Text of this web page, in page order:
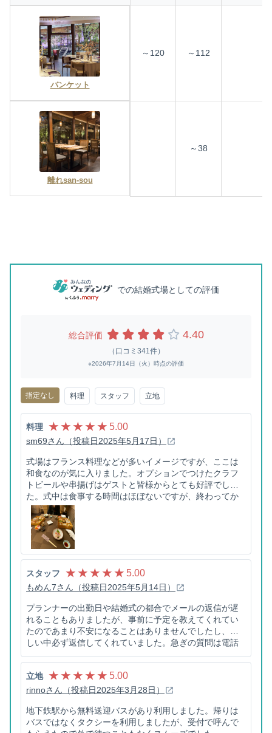
バンケット
～120 ～112
離れsan-sou
～38
での結婚式場としての評価
総合評価 4.40
（口コミ341件）
※2026年7月14日（火）時点の評価
指定なし 料理 スタッフ 立地
料理 ★ ★ ★ ★ ★ 5.00
sm69さん（投稿日2025年5月17日）
式場はフランス料理などが多いイメージですが、ここは
和食なのが気に入りました。オプションでつけたクラフ
トビールや串揚げはゲストと皆様からとても好評でし
た。式中は食事する時間はほぼないですが、終わってか
ら控室でゆっくり食べられました。とても美味しかった
です。
スタッフ ★ ★ ★ ★ ★ 5.00
もめん7さん（投稿日2025年5月14日）
プランナーの出勤日や結婚式の都合でメールの返信が遅
れることもありましたが、事前に予定を教えてくれてい
たのであまり不安になることはありませんでしたし、忙
しい中必ず返信してくれていました。急ぎの質問は電話
るため、確認事項は早め早めに確認が良いと思います。
当日の介添人の方は、私が和装で汗をかいてしまった時
に冷やしタオルなどで迅速に対応してくれていました。
でした。
立地 ★ ★ ★ ★ ★ 5.00
rinnoさん（投稿日2025年3月28日）
地下鉄駅から無料送迎バスがあり利用しました。帰りは
バスではなくタクシーを利用しましたが、受付で呼んで